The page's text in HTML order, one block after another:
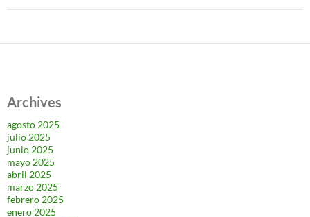
Archives
agosto 2025
julio 2025
junio 2025
mayo 2025
abril 2025
marzo 2025
febrero 2025
enero 2025